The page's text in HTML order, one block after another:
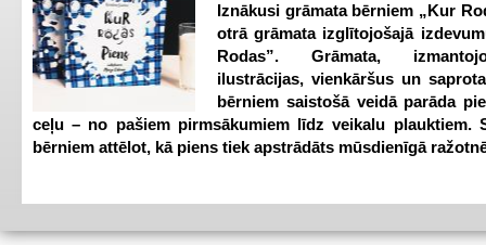
Iznākusi grāmata bērniem „Kur
otrā grāmata izglītojošajā
Rodas”. Grāmata,
ilustrācijas, vienkāršus un
bērniem saistošā veidā parāda
ceļu – no pašiem pirmsākumiem līdz veikalu plauktiem.
bērniem attēlot, kā piens tiek apstrādāts mūsdienīgā